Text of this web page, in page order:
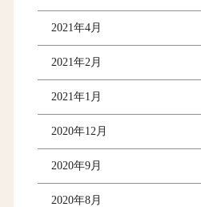
2021年4月
2021年2月
2021年1月
2020年12月
2020年9月
2020年8月